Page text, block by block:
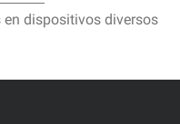
dispositivos diversos